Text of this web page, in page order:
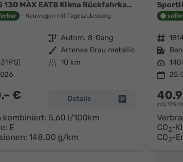
XL Plus 1,5 130 MAX EAT8 Klima Rückfahrkamera Einparkhilfe Navigation Sitzheizung Keyless
Neuwagen mit Tageszulassung
Getriebe Autom. 8-Gang
Außenfarbe Artense Grau metallic
PS) Kilometerstand 10 km
€ Details Fahrzeug parken
kombiniert: 5,60 l/100km
E
148,00 g/km
Fahrzeugnr.
Kraftstoff
Leistung 140
incl. 19%
CO2-
CO2-